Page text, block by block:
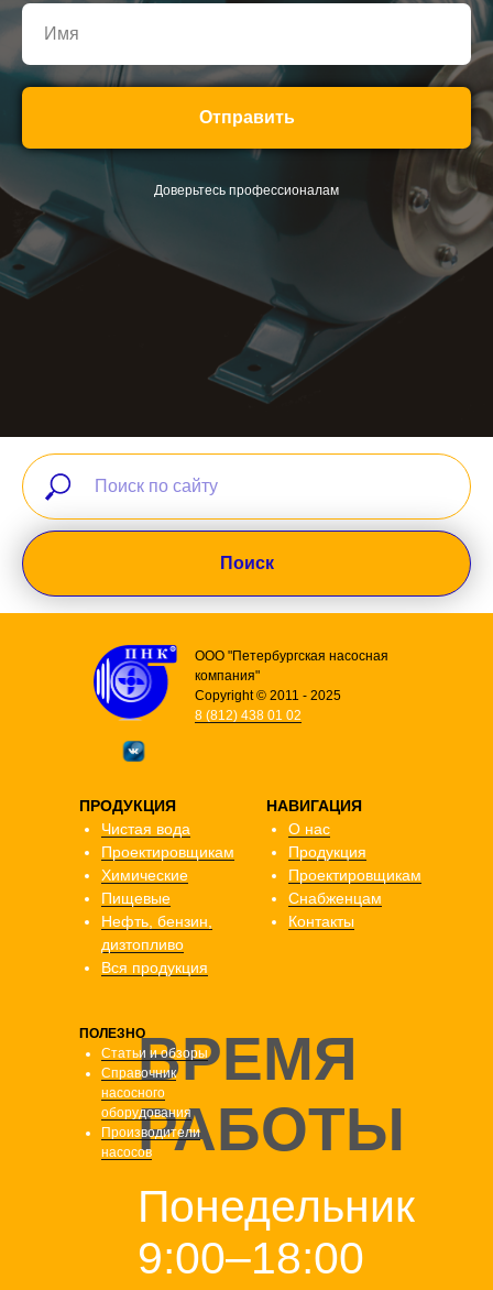
Отправить
Доверьтесь профессионалам
Поиск
ВРЕМЯ
РАБОТЫ
Понедельник
9:00–18:00
НАВИГАЦИЯ
О нас
Продукция
Проектировщикам
Снабженцам
Контакты
ПРОДУКЦИЯ
Чистая вода
Проектировщикам
Химические
Пищевые
Нефть, бензин,
дизтопливо
Вся продукция
ООО "Петербургская насосная
компания"
Copyright © 2011 - 2025
8 (812) 438 01 02
ПОЛЕЗНО
Статьи и обзоры
Справочник
насосного
оборудования
Производители
насосов